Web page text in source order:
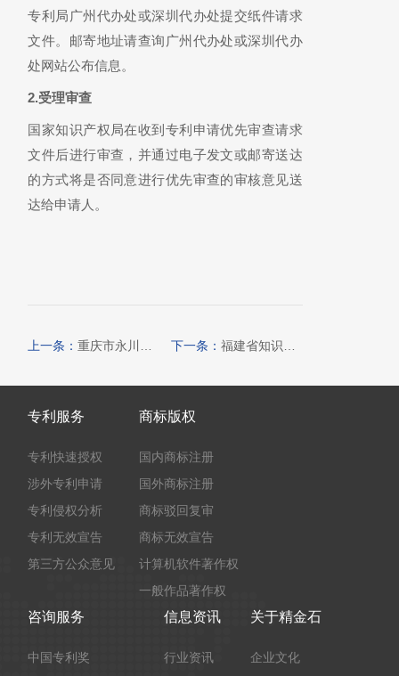
专利局广州代办处或深圳代办处提交纸件请求
文件。邮寄地址请查询广州代办处或深圳代办
处网站公布信息。
2.受理审查
国家知识产权局在收到专利申请优先审查请求
文件后进行审查，并通过电子发文或邮寄送达
的方式将是否同意进行优先审查的审核意见送
达给申请人。
上一条：重庆市永川区关于申报2024年度知识产权资助奖励项目的通知 下一条： 福建省知识产权保护中心关于开展2024年度专利预审备案主体和代理机构分级分类评定工作的通知
专利服务
专利快速授权
涉外专利申请
专利侵权分析
专利无效宣告
第三方公众意见
商标版权
国内商标注册
国外商标注册
商标驳回复审
商标无效宣告
计算机软件著作权
一般作品著作权
咨询服务
中国专利奖
信息资讯
行业资讯
关于精金石
企业文化